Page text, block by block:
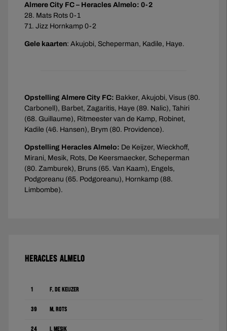
Almere City FC – Heracles Almelo: 0-2
28. Mats Rots 0-1
71. Jizz Hornkamp 0-2
Gele kaarten: Akujobi, Scheperman, Kadile, Haye.
Opstelling Almere City FC: Bakker, Akujobi, Visus (80.
Carbonell), Barbet, Zagaritis, Haye (89. Nalic), Tahiri
(68. Guillaume), Ritmeester van de Kamp, Robinet,
Kadile (46. Hansen), Brym (80. Providence).
Opstelling Heracles Almelo: De Keijzer, Wieckhoff,
Mirani, Mesik, Rots, De Keersmaecker, Scheperman
(80. Zamburek), Bruns (65. Van Kaam), Engels,
Podgoreanu (65. Podgoreanu), Hornkamp (88.
Limbombe).
HERACLES ALMELO
1 F. de Keijzer
39 M. Rots
24 I. Mesík